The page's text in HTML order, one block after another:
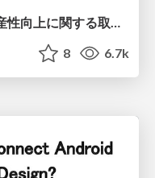
ZOZOTOWNにおける開発生産性向上に関する取り組み / Initiatives to Improve Development Productivity at ZOZOTOWN
8 6.7k